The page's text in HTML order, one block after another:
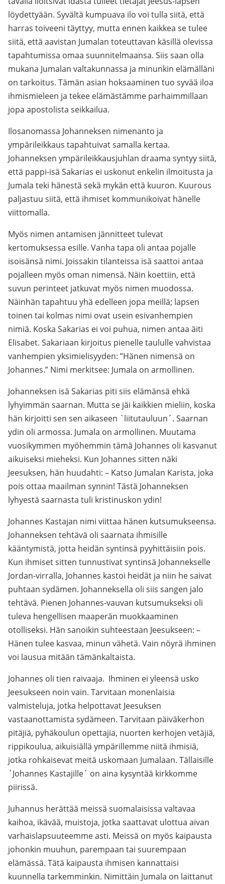
löydettyään. Syvältä kumpuava ilo voi tulla siitä, että
harras toiveeni täyttyy, mutta ennen kaikkea se tulee
siitä, että aavistan Jumalan toteuttavan käsillä olevissa
tapahtumissa omaa suunnitelmaansa. Siis saan olla
mukana Jumalan valtakunnassa ja minunkin elämälläni
on tarkoitus. Tämän asian hoksaaminen tuo syvää iloa
ihmismieleen ja tekee elämästämme parhaimmillaan
jopa apostolista seikkailua.
Ilosanomassa Johanneksen nimenanto ja
ympärileikkaus tapahtuivat samalla kertaa.
Johanneksen ympärileikkausjuhlan draama syntyy siitä,
että pappi-isä Sakarias ei uskonut enkelin ilmoitusta ja
Jumala teki hänestä sekä mykän että kuuron. Kuurous
paljastuu siitä, että ihmiset kommunikoivat hänelle
viittomalla.
Myös nimen antamisen jännitteet tulevat
kertomuksessa esille. Vanha tapa oli antaa pojalle
isoisänsä nimi. Joissakin tilanteissa isä saattoi antaa
pojalleen myös oman nimensä. Näin koettiin, että
suvun perinteet jatkuvat myös nimen muodossa.
Näinhän tapahtuu yhä edelleen jopa meillä; lapsen
toinen tai kolmas nimi ovat usein esivanhempien
nimiä. Koska Sakarias ei voi puhua, nimen antaa äiti
Elisabet. Sakariaan kirjoitus pienelle taululle vahvistaa
vanhempien yksimielisyyden: ”Hänen nimensä on
Johannes.” Nimi merkitsee: Jumala on armollinen.
Johanneksen isä Sakarias piti siis elämänsä ehkä
lyhyimmän saarnan. Mutta se jäi kaikkien mieliin, koska
hän kirjoitti sen sen aikaseen `liitutauluun´. Saarnan
ydin oli armossa. Jumala on armollinen. Muutama
vuosikymmen myöhemmin tämä Johannes oli kasvanut
aikuiseksi mieheksi. Kun Johannes sitten näki
Jeesuksen, hän huudahti: – Katso Jumalan Karista, joka
pois ottaa maailman synnin! Tästä Johanneksen
lyhyestä saarnasta tuli kristinuskon ydin!
Johannes Kastajan nimi viittaa hänen kutsumukseensa.
Johanneksen tehtävä oli saarnata ihmisille
kääntymistä, jotta heidän syntinsä pyyhittäisiin pois.
Kun ihmiset sitten tunnustivat syntinsä Johannekselle
Jordan-virralla, Johannes kastoi heidät ja niin he saivat
puhtaan sydämen. Johanneksella oli siis sangen jalo
tehtävä. Pienen Johannes-vauvan kutsumukseksi oli
tuleva hengellisen maaperän muokkaaminen
otolliseksi. Hän sanoikin suhteestaan Jeesukseen: –
Hänen tulee kasvaa, minun vähetä. Vain nöyrä ihminen
voi lausua mitään tämänkaltaista.
Johannes oli tien raivaaja. Ihminen ei yleensä usko
Jeesukseen noin vain. Tarvitaan monenlaisia
valmisteluja, jotka helpottavat Jeesuksen
vastaanottamista sydämeen. Tarvitaan päiväkerhon
pitäjiä, pyhäkoulun opettajia, nuorten kerhojen vetäjiä,
rippikoulua, aikuisiällä ympärillemme niitä ihmisiä,
jotka rohkaisevat meitä uskomaan Jumalaan. Tällaisille
`Johannes Kastajille´ on aina kysyntää kirkkomme
piirissä.
Juhannus herättää meissä suomalaisissa valtavaa
kaihoa, ikävää, muistoja, jotka saattavat ulottua aivan
varhaislapsuuteemme asti. Meissä on myös kaipausta
johonkin muuhun, parempaan tai suurempaan
elämässä. Tätä kaipausta ihmisen kannattaisi
kuunnella tarkemminkin. Nimittäin Jumala on laittanut